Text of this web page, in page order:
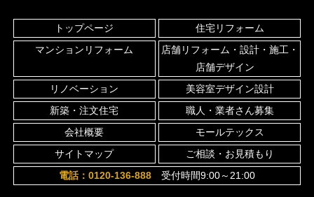
トップページ
住宅リフォーム
マンションリフォーム
店舗リフォーム・設計・施工・
店舗デザイン
リノベーション
美容室デザイン設計
新築・注文住宅
職人・業者さん募集
会社概要
モールテックス
サイトマップ
ご相談・お見積もり
電話：0120-136-888受付時間9:00～21:00